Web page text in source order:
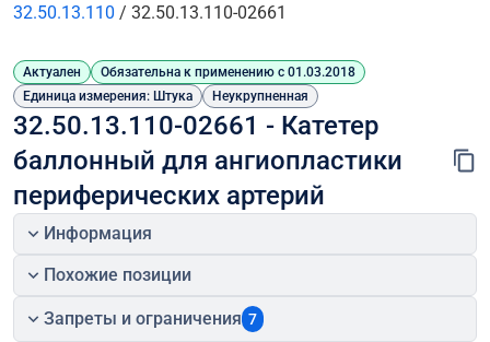
32.50.13.110 / 32.50.13.110-02661
Актуален
Обязательна к применению с 01.03.2018
Единица измерения: Штука
Неукрупненная
32.50.13.110-02661 - Катетер
баллонный для ангиопластики
периферических артерий
Информация
Похожие позиции
Запреты и ограничения 7